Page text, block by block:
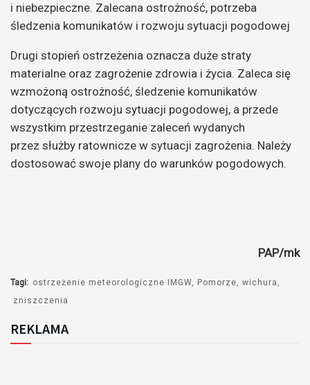
i niebezpieczne. Zalecana ostrożność, potrzeba
śledzenia komunikatów i rozwoju sytuacji pogodowej
Drugi stopień ostrzeżenia oznacza duże straty
materialne oraz zagrożenie zdrowia i życia. Zaleca się
wzmożoną ostrożność, śledzenie komunikatów
dotyczących rozwoju sytuacji pogodowej, a przede
wszystkim przestrzeganie zaleceń wydanych
przez służby ratownicze w sytuacji zagrożenia. Należy
dostosować swoje plany do warunków pogodowych.
PAP/mk
Tagi: ostrzeżenie meteorologiczne IMGW Pomorze
wichura
zniszczenia
REKLAMA